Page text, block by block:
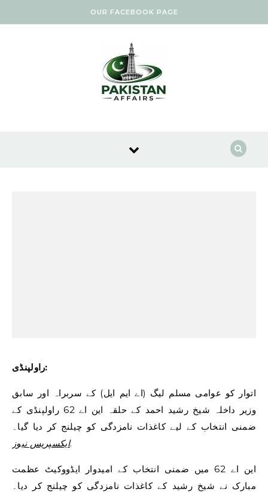
OUR FACEBOOK PAGE
راولپنڈی:
اتوار کو عوامی مسلم لیگ (اے ایم ایل) کے سربراہ اور سابق
وزیر داخلہ شیخ رشید احمد کے حلقہ این اے 62 راولپنڈی کے
ضمنی انتخاب کے لیے کاغذات نامزدگی کو چیلنج کر دیا گیا۔
ایکسپریس نیوز.
این اے 62 میں ضمنی انتخاب کے امیدوار ایڈووکیٹ عظمت
مبارک نے شیخ رشید کے کاغذات نامزدگی کو چیلنج کر دیا۔